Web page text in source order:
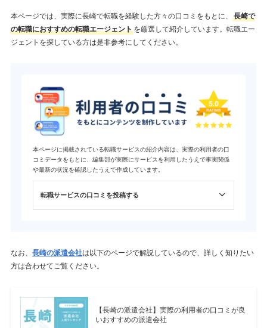
本ページでは、実際に長崎で転職を経験した方々の口コミをもとに、
長崎で
の転職におすすめの転職エージェント を厳選して紹介しています。転職エー
ジェントを探している方は是非参考にしてください。
本ページに掲載されている転職サービスの紹介内容は、実際の利用者の口
コミデータをもとに、編集部が実際にサービスを利用したうえで事実関係
や最新の状況を確認したうえで作成しています。
転職サービスの口コミを投稿する
なお、 長崎の派遣会社は以下のページで解説しているので、詳しく知りたい
方は合わせてご覧ください。
【長崎の派遣会社】実際の利用者の口コミが良
いおすすめの派遣会社